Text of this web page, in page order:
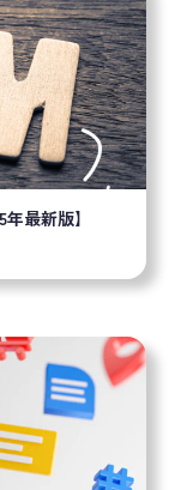
最新版】